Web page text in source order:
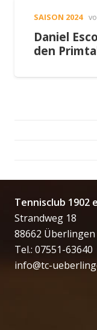
SAISON 2024
Daniel
den
Tennisclub 1902
Strandweg 18
88662 Überlingen
Tel.: 07551-63640
info@tc-